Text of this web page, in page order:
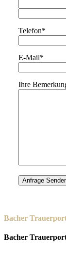
Telefon*
E-Mail*
Ihre
Bacher
Bacher